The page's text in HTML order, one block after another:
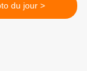
photo du jour >